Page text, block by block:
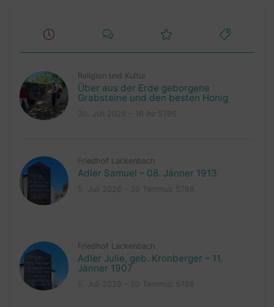
Religion und Kultur
Über aus der Erde geborgene
Grabsteine und den besten Honig
Friedhof Lackenbach
Adler Samuel – 08. Jänner 1913
Friedhof Lackenbach
Adler Julie, geb. Kronberger – 11.
Jänner 1907